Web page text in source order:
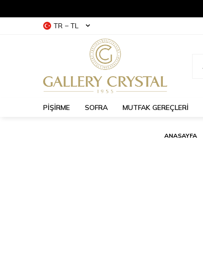
TR − TL
PİŞİRME SOFRA MUTFAK GEREÇLERİ
ANASAYFA